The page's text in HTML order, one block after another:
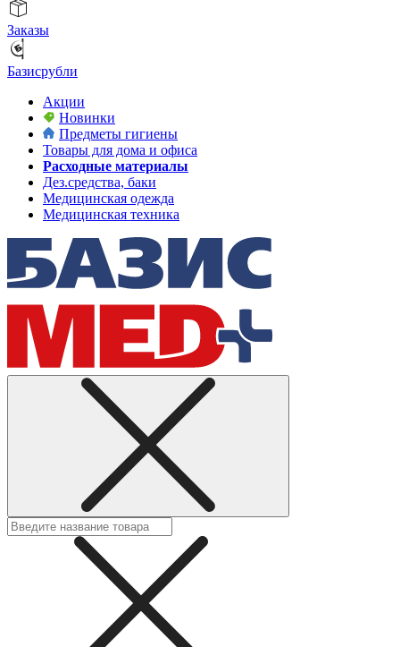
Заказы
Базисрубли
Акции
Новинки
Предметы гигиены
Товары для дома и офиса
Расходные материалы
Дез.средства, баки
Медицинская одежда
Медицинская техника